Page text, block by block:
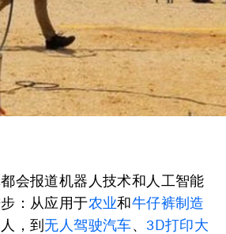
会报道机器人技术和人工智能
：从应用于农业和牛仔裤制造
，到 无人驾驶汽车、 3D打印大